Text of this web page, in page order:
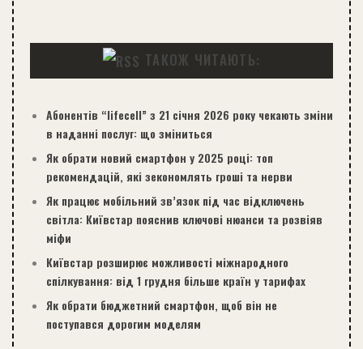
ТАКОЖ ЧИТАЮТЬ:
Абонентів “lifecell” з 21 січня 2026 року чекають зміни
в наданні послуг: що зміниться
Як обрати новий смартфон у 2025 році: топ
рекомендацій, які зекономлять гроші та нерви
Як працює мобільний зв’язок під час відключень
світла: Київстар пояснив ключові нюанси та розвіяв
міфи
Київстар розширює можливості міжнародного
спілкування: від 1 грудня більше країн у тарифах
Як обрати бюджетний смартфон, щоб він не
поступався дорогим моделям